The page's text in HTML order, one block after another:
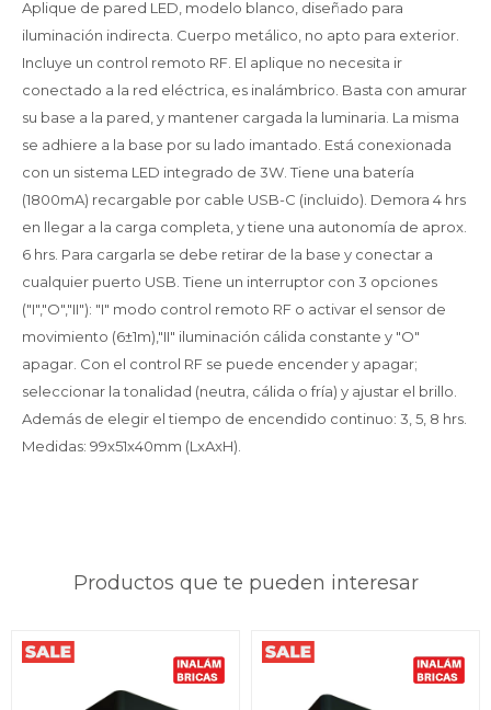
Aplique de pared LED, modelo blanco, diseñado para
iluminación indirecta. Cuerpo metálico, no apto para exterior.
Incluye un control remoto RF. El aplique no necesita ir
conectado a la red eléctrica, es inalámbrico. Basta con amurar
su base a la pared, y mantener cargada la luminaria. La misma
se adhiere a la base por su lado imantado. Está conexionada
con un sistema LED integrado de 3W. Tiene una batería
(1800mA) recargable por cable USB-C (incluido). Demora 4 hrs
en llegar a la carga completa, y tiene una autonomía de aprox.
6 hrs. Para cargarla se debe retirar de la base y conectar a
cualquier puerto USB. Tiene un interruptor con 3 opciones
("I","O","II"): "I" modo control remoto RF o activar el sensor de
movimiento (6±1m),"II" iluminación cálida constante y "O"
apagar. Con el control RF se puede encender y apagar;
seleccionar la tonalidad (neutra, cálida o fría) y ajustar el brillo.
Además de elegir el tiempo de encendido continuo: 3, 5, 8 hrs.
Medidas: 99x51x40mm (LxAxH).
Productos que te pueden interesar